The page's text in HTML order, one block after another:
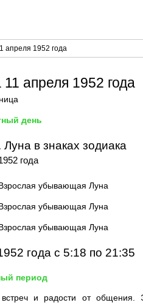
апреля 1952 года
апреля 1952 года
день
в знаках зодиака
года
убывающая Луна
убывающая Луна
убывающая Луна
года с 5:18 по 21:35
период
и радости от общения.